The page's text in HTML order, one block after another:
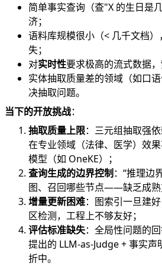
简单事实查询（查"X 的生日是
济；
语料库规模很小（< 几千文档
失；
对实时性要求极高的流式数据，
实体抽取质量差的领域（如口
决抽取问题。
当下的开放挑战：
抽取质量上限：三元组抽取强
在专业领域（法律、医学）效
模型（如 OneKE）；
查询生成的边界控制 ：“推理
图、召回哪些节点——缺乏成熟
增量更新困难：图索引一旦建
区检测，工程上不够友好；
评估标准缺失：全局性问题的
提出的 LLM-as-Judge + 事实
折中。